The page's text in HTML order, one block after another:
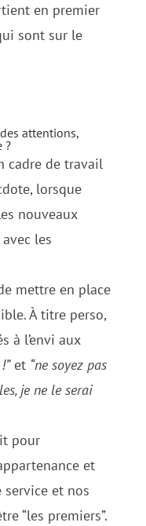
en premier
sont sur le
attentions,
?
cadre de travail
lorsque
nouveaux
les
mettre en place
À titre perso,
à l’envi aux
et “ne soyez pas
je ne le serai
pour
et
et nos
“les premiers”.